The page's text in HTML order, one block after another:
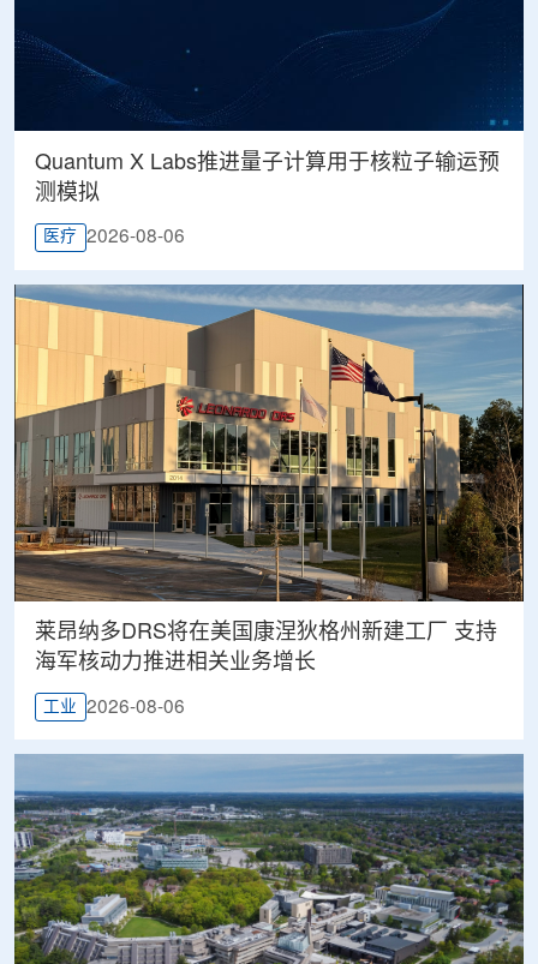
Quantum X Labs推进量子计算用于核粒子输运预
测模拟
医疗 2026-08-06
莱昂纳多DRS将在美国康涅狄格州新建工厂 支持
海军核动力推进相关业务增长
工业 2026-08-06